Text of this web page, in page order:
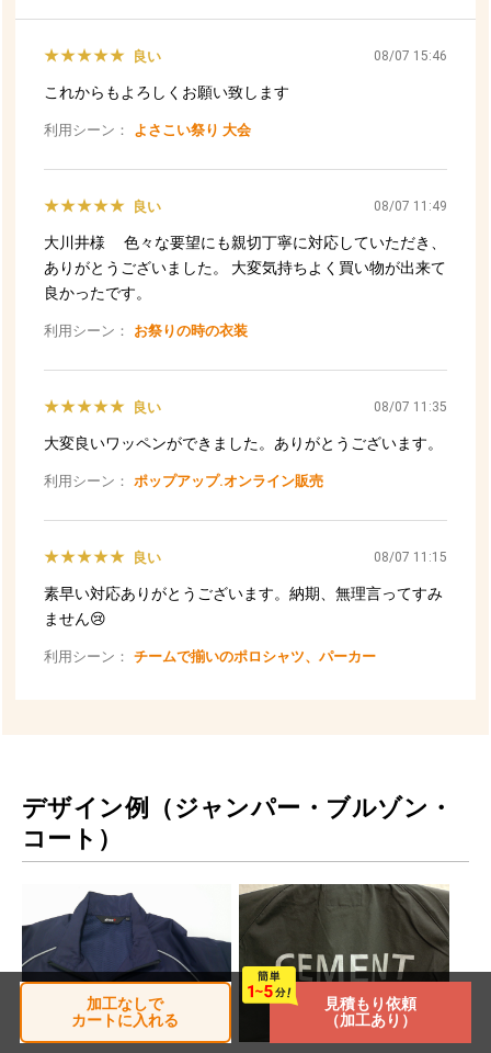
デザイン例（ジャンパー・ブルゾン・
コート）
加工なしで
カートに入れる
見積もり依頼
（加工あり）